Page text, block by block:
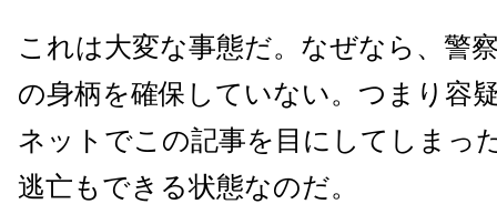
これは大変な事態だ。なぜなら、警
の身柄を確保していない。つまり容
ネットでこの記事を目にしてしまっ
逃亡もできる状態なのだ。